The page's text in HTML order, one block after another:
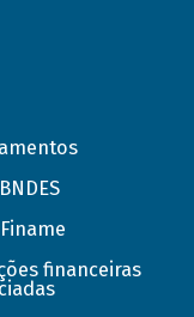
financeiras